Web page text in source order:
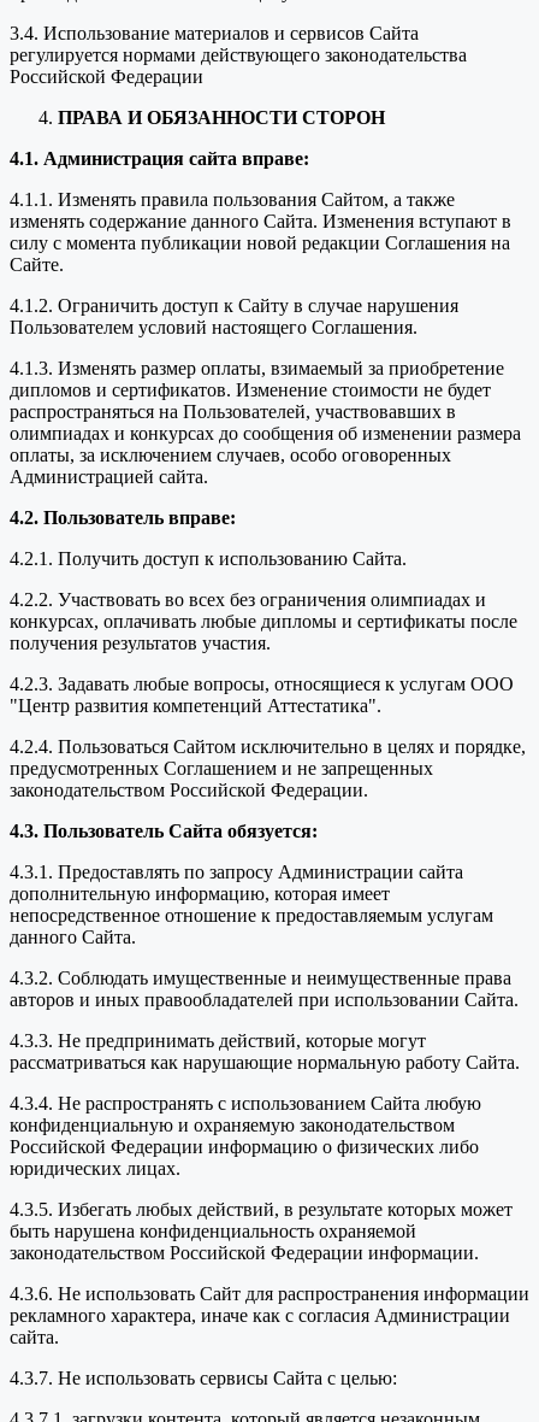
3.4. Использование материалов и сервисов Сайта
регулируется нормами действующего законодательства
Российской Федерации
ПРАВА И ОБЯЗАННОСТИ СТОРОН
4.1. Администрация сайта вправе:
4.1.1. Изменять правила пользования Сайтом, а также
изменять содержание данного Сайта. Изменения вступают в
силу с момента публикации новой редакции Соглашения на
Сайте.
4.1.2. Ограничить доступ к Сайту в случае нарушения
Пользователем условий настоящего Соглашения.
4.1.3. Изменять размер оплаты, взимаемый за приобретение
дипломов и сертификатов. Изменение стоимости не будет
распространяться на Пользователей, участвовавших в
олимпиадах и конкурсах до сообщения об изменении размера
оплаты, за исключением случаев, особо оговоренных
Администрацией сайта.
4.2. Пользователь вправе:
4.2.1. Получить доступ к использованию Сайта.
4.2.2. Участвовать во всех без ограничения олимпиадах и
конкурсах, оплачивать любые дипломы и сертификаты после
получения результатов участия.
4.2.3. Задавать любые вопросы, относящиеся к услугам ООО
"Центр развития компетенций Аттестатика".
4.2.4. Пользоваться Сайтом исключительно в целях и порядке,
предусмотренных Соглашением и не запрещенных
законодательством Российской Федерации.
4.3. Пользователь Сайта обязуется:
4.3.1. Предоставлять по запросу Администрации сайта
дополнительную информацию, которая имеет
непосредственное отношение к предоставляемым услугам
данного Сайта.
4.3.2. Соблюдать имущественные и неимущественные права
авторов и иных правообладателей при использовании Сайта.
4.3.3. Не предпринимать действий, которые могут
рассматриваться как нарушающие нормальную работу Сайта.
4.3.4. Не распространять с использованием Сайта любую
конфиденциальную и охраняемую законодательством
Российской Федерации информацию о физических либо
юридических лицах.
4.3.5. Избегать любых действий, в результате которых может
быть нарушена конфиденциальность охраняемой
законодательством Российской Федерации информации.
4.3.6. Не использовать Сайт для распространения информации
рекламного характера, иначе как с согласия Администрации
сайта.
4.3.7. Не использовать сервисы Сайта с целью: